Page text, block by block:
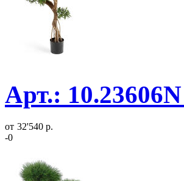
Арт.:
от 32'540 р.
-0